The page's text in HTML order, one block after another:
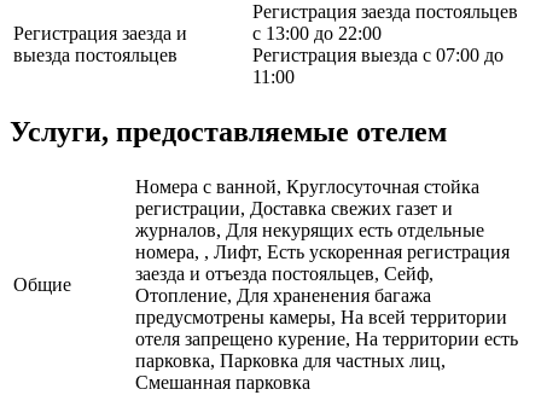
Регистрация заезда и
выезда постояльцев
Регистрация заезда постояльцев
с 13:00 до 22:00
Регистрация выезда с 07:00 до
11:00
Услуги, предоставляемые отелем
Общие
Номера с ванной, Круглосуточная стойка
регистрации, Доставка свежих газет и
журналов, Для некурящих есть отдельные
номера, , Лифт, Есть ускоренная регистрация
заезда и отъезда постояльцев, Сейф,
Отопление, Для храненения багажа
предусмотрены камеры, На всей территории
отеля запрещено курение, На территории есть
парковка, Парковка для частных лиц,
Смешанная парковка